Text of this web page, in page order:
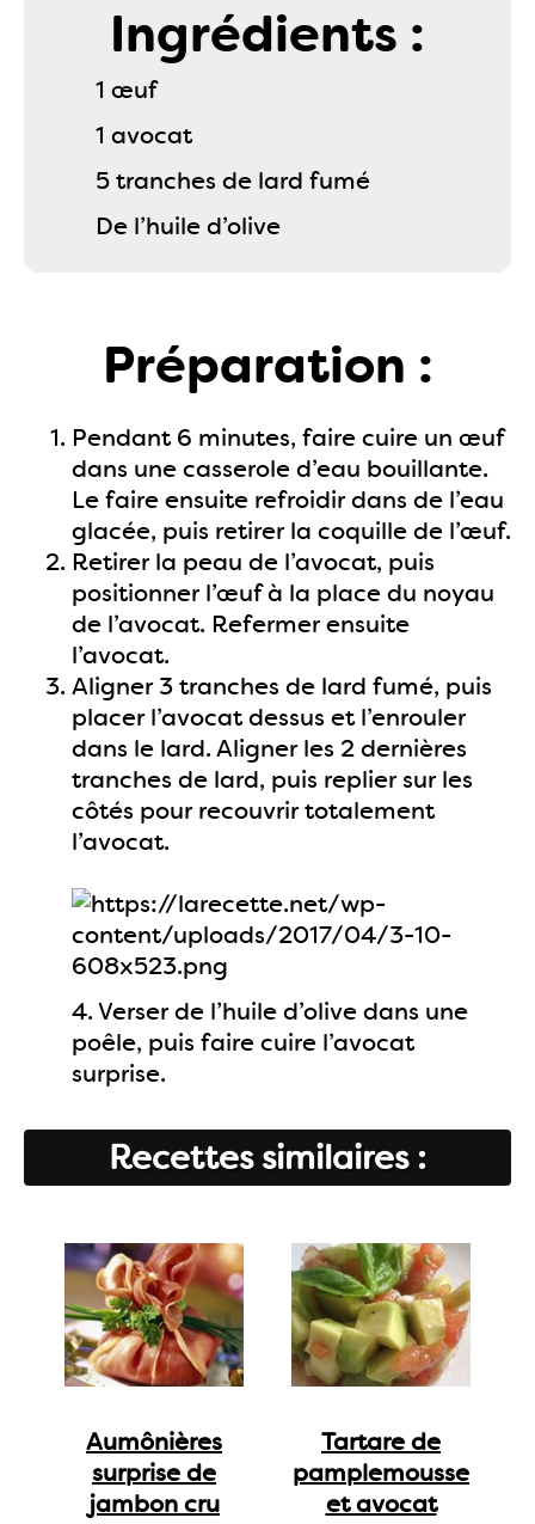
Ingrédients :
1 œuf
1 avocat
5 tranches de lard fumé
De l’huile d’olive
Préparation :
Pendant 6 minutes, faire cuire un œuf
dans une casserole d’eau bouillante.
Le faire ensuite refroidir dans de l’eau
glacée, puis retirer la coquille de l’œuf.
Retirer la peau de l’avocat, puis
positionner l’œuf à la place du noyau
de l’avocat. Refermer ensuite
l’avocat.
Aligner 3 tranches de lard fumé, puis
placer l’avocat dessus et l’enrouler
dans le lard. Aligner les 2 dernières
tranches de lard, puis replier sur les
côtés pour recouvrir totalement
l’avocat.
4. Verser de l’huile d’olive dans une
poêle, puis faire cuire l’avocat
surprise.
Recettes similaires :
Aumônières
surprise de
jambon cru
Tartare de
pamplemousse
et avocat